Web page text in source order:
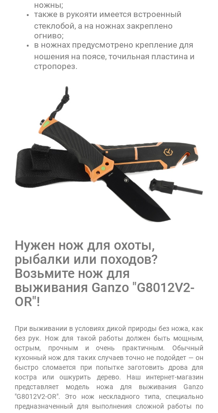
ножны;
также в рукояти имеется встроенный
стеклобой, а на ножнах закреплено
огниво;
в ножнах предусмотрено крепление для
ношения на поясе, точильная пластина и
стропорез.
Нужен нож для охоты,
рыбалки или походов?
Возьмите нож для
выживания Ganzo "G8012V2-
OR"!
При выживании в условиях дикой природы без ножа, как
без рук. Нож для такой работы должен быть мощным,
острым, прочным и очень практичным. Обычный
кухонный нож для таких случаев точно не подойдет — он
быстро сломается при попытке заготовить дрова для
костра или ошкурить дерево. Наш интернет-магазин
представляет модель ножа для выживания Ganzo
"G8012V2-OR". Это нож нескладного типа, специально
предназначенный для выполнения сложной работы по